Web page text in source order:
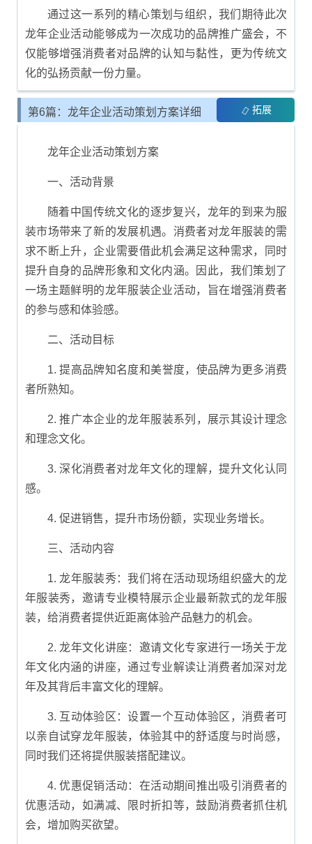
通过这一系列的精心策划与组织，我们期待此次
龙年企业活动能够成为一次成功的品牌推广盛会，不
仅能够增强消费者对品牌的认知与黏性，更为传统文
化的弘扬贡献一份力量。
第6篇：龙年企业活动策划方案详细 拓展
龙年企业活动策划方案
一、活动背景
随着中国传统文化的逐步复兴，龙年的到来为服
装市场带来了新的发展机遇。消费者对龙年服装的需
求不断上升，企业需要借此机会满足这种需求，同时
提升自身的品牌形象和文化内涵。因此，我们策划了
一场主题鲜明的龙年服装企业活动，旨在增强消费者
的参与感和体验感。
二、活动目标
1. 提高品牌知名度和美誉度，使品牌为更多消费
者所熟知。
2. 推广本企业的龙年服装系列，展示其设计理念
和理念文化。
3. 深化消费者对龙年文化的理解，提升文化认同
感。
4. 促进销售，提升市场份额，实现业务增长。
三、活动内容
1. 龙年服装秀：我们将在活动现场组织盛大的龙
年服装秀，邀请专业模特展示企业最新款式的龙年服
装，给消费者提供近距离体验产品魅力的机会。
2. 龙年文化讲座：邀请文化专家进行一场关于龙
年文化内涵的讲座，通过专业解读让消费者加深对龙
年及其背后丰富文化的理解。
3. 互动体验区：设置一个互动体验区，消费者可
以亲自试穿龙年服装，体验其中的舒适度与时尚感，
同时我们还将提供服装搭配建议。
4. 优惠促销活动：在活动期间推出吸引消费者的
优惠活动，如满减、限时折扣等，鼓励消费者抓住机
会，增加购买欲望。